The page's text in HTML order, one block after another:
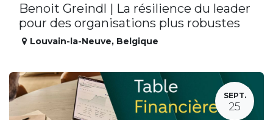
Benoit Greindl | La résilience du leader
pour des organisations plus robustes
Louvain-la-Neuve, Belgique
SEPT.
25